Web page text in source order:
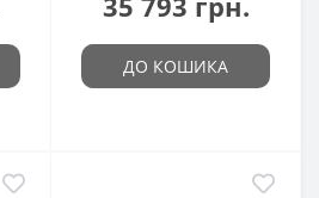
ДО КОШИКА